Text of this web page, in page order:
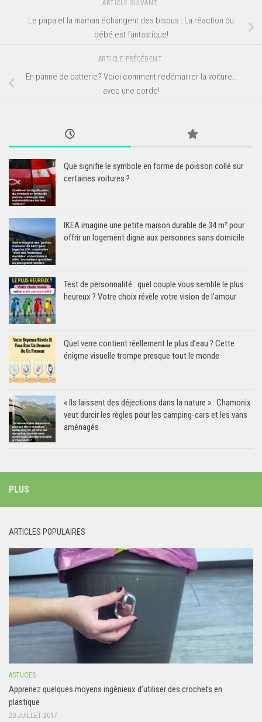
ARTICLE SUIVANT
Le papa et la maman échangent des bisous : La réaction du
bébé est fantastique!
ARTICLE PRÉCÉDENT
En panne de batterie? Voici comment redémarrer la voiture…
avec une corde!
Que signifie le symbole en forme de poisson collé sur
certaines voitures ?
IKEA imagine une petite maison durable de 34 m² pour
offrir un logement digne aux personnes sans domicile
Test de personnalité : quel couple vous semble le plus
heureux ? Votre choix révèle votre vision de l’amour
Quel verre contient réellement le plus d’eau ? Cette
énigme visuelle trompe presque tout le monde
« Ils laissent des déjections dans la nature » : Chamonix
veut durcir les règles pour les camping-cars et les vans
aménagés
PLUS
ARTICLES POPULAIRES
ASTUCES
Apprenez quelques moyens ingénieux d’utiliser des crochets en
plastique
20 JUILLET 2017